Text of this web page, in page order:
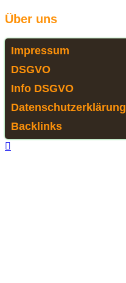
Über uns
Impressum
DSGVO
Info DSGVO
Datenschutzerklärung
Backlinks